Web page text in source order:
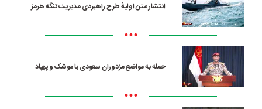
انتشار متن اولیۀ طرح راهبردی مدیریت تنگه هرمز
•••
حمله به مواضع مزدوران سعودی با موشک و پهپاد
•••